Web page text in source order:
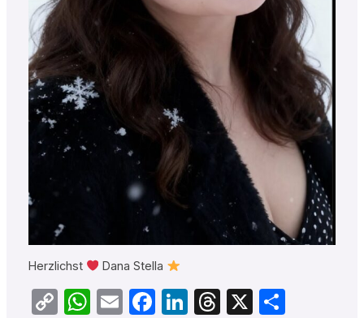
Herzlichst Dana Stella
CopyWhatsApp
EmailFacebook
LinkedIn
Threads
X Teilen